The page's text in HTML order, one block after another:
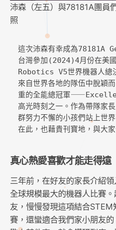
沛森（左五）與78181A團員
照
這次沛森有幸成為78181A
台灣參加(2024)4月份在美
Robotics V5世界機器人總
來自世界各地的隊伍中脫穎
重的全能總冠軍
高光時刻之一。作為帶隊家
群努力不懈的小孩們站上世
在此，也藉貴刊寶地，與大
真心熱愛喜歡才能走得遠
三年前，在好友的家長介紹
全球規模最大的機器人比賽
友，慢慢發現這項結合
賽，還蠻適合我們家小朋友